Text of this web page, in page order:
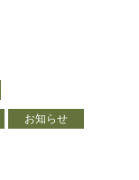
お知らせ